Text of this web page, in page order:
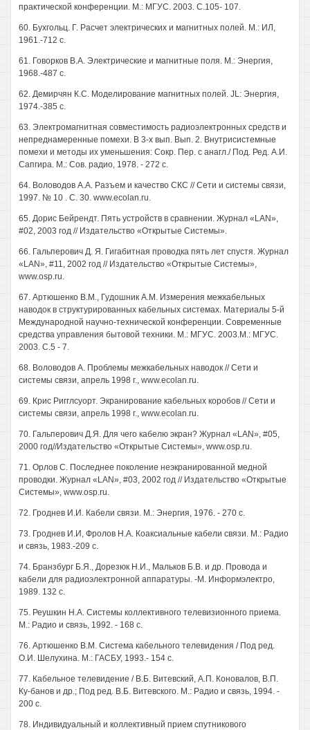
практической конференции. М.: МГУС. 2003. С.105- 107.
60. Бухгольц. Г. Расчет электрических и магнитных полей. М.: ИЛ,
1961.-712 с.
61. Говорков В.А. Электрические и магнитные поля. М.: Энергия,
1968.-487 с.
62. Демирчян К.С. Моделирование магнитных полей. JL: Энергия,
1974.-385 с.
63. Электромагнитная совместимость радиоэлектронных средств и
непреднамеренные помехи. В 3-х вып. Вып. 2. Внутрисистемные
помехи и методы их уменьшения: Сокр. Пер. с анагл./ Под. Ред. А.И.
Сапгира. М.: Сов. радио, 1978. - 272 с.
64. Воловодов А.А. Разъем и качество СКС // Сети и системы связи,
1997. № 10 . С. 30. www.ecolan.ru.
65. Дорис Бейрендт. Пять устройств в сравнении. Журнал «LAN»,
#02, 2003 год // Издательство «Открытые Системы».
66. Гальперович Д. Я. Гигабитная проводка пять лет спустя. Журнал
«LAN», #11, 2002 год // Издательство «Открытые Системы»,
www.osp.ru.
67. Артюшенко В.М., Гудошник A.M. Измерения межкабельных
наводок в структурированных кабельных системах. Материалы 5-й
Международной научно-технической конференции. Современные
средства управления бытовой техники. М.: МГУС. 2003.М.: МГУС.
2003. С.5 - 7.
68. Воловодов А. Проблемы межкабельных наводок // Сети и
системы связи, апрель 1998 г., www.ecolan.ru.
69. Крис Ригглсуорт. Экранирование кабельных коробов // Сети и
системы связи, апрель 1998 г., www.ecolan.ru.
70. Гальперович Д.Я. Для чего кабелю экран? Журнал «LAN», #05,
2000 год//Издательство «Открытые Системы», www.osp.ru.
71. Орлов С. Последнее поколение неэкранированной медной
проводки. Журнал «LAN», #03, 2002 год // Издательство «Открытые
Системы», www.osp.ru.
72. Гроднев И.И. Кабели связи. М.: Энергия, 1976. - 270 с.
73. Гроднев И.И, Фролов Н.А. Коаксиальные кабели связи. М.: Радио
и связь, 1983.-209 с.
74. Бранзбург Б.Я., Дорезюк Н.И., Мальков Б.В. и др. Провода и
кабели для радиоэлектронной аппаратуры. -М. Информэлектро,
1989. 132 с.
75. Реушкин Н.А. Системы коллективного телевизионного приема.
М.: Радио и связь, 1992. - 168 с.
76. Артюшенко В.М. Система кабельного телевидения / Под ред.
О.И. Шелухина. М.: ГАСБУ, 1993.- 154 с.
77. Кабельное телевидение / В.Б. Витевский, А.П. Коновалов, В.П.
Ку-банов и др.; Под ред. В.Б. Витевского. М.: Радио и связь, 1994. -
200 с.
78. Индивидуальный и коллективный прием спутникового